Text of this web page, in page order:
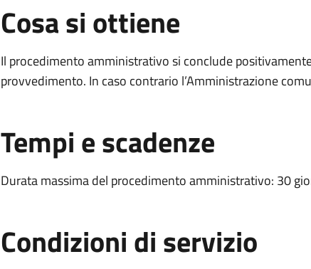
Cosa si ottiene
Il procedimento amministrativo si conclude
provvedimento. In caso contrario l’Amministrazione
Tempi e scadenze
Durata massima del procedimento amministrativo: 30
Condizioni di servizio